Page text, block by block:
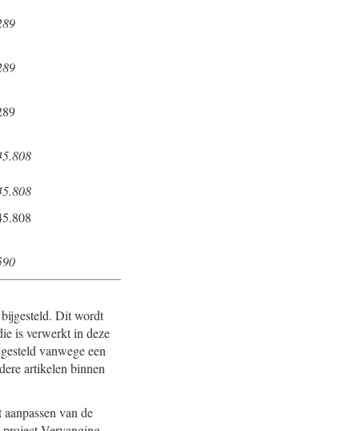
Dit wordt
is verwerkt in deze
vanwege een
artikelen binnen
van de